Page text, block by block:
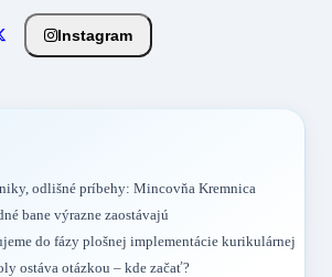
Instagram
odlišné príbehy: Mincovňa Kremnica
bane výrazne zaostávajú
do fázy plošnej implementácie kurikulárnej
ostáva otázkou – kde začať?